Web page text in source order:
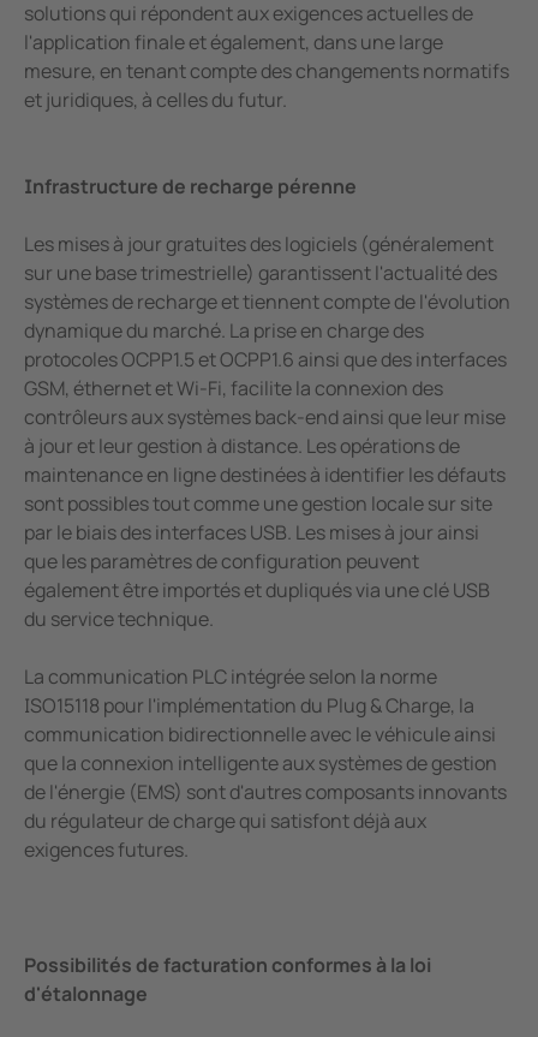
solutions qui répondent aux exigences actuelles de
l'application finale et également, dans une large
mesure, en tenant compte des changements normatifs
et juridiques, à celles du futur.
Infrastructure de recharge pérenne
Les mises à jour gratuites des logiciels (généralement
sur une base trimestrielle) garantissent l'actualité des
systèmes de recharge et tiennent compte de l'évolution
dynamique du marché. La prise en charge des
protocoles OCPP1.5 et OCPP1.6 ainsi que des interfaces
GSM, éthernet et Wi-Fi, facilite la connexion des
contrôleurs aux systèmes back-end ainsi que leur mise
à jour et leur gestion à distance. Les opérations de
maintenance en ligne destinées à identifier les défauts
sont possibles tout comme une gestion locale sur site
par le biais des interfaces USB. Les mises à jour ainsi
que les paramètres de configuration peuvent
également être importés et dupliqués via une clé USB
du service technique.
La communication PLC intégrée selon la norme
ISO15118 pour l'implémentation du Plug & Charge, la
communication bidirectionnelle avec le véhicule ainsi
que la connexion intelligente aux systèmes de gestion
de l'énergie (EMS) sont d'autres composants innovants
du régulateur de charge qui satisfont déjà aux
exigences futures.
Possibilités de facturation conformes à la loi
d'étalonnage